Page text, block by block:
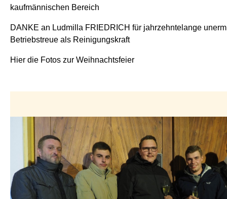
kaufmännischen Bereich
DANKE an Ludmilla FRIEDRICH für jahrzehntelange
Betriebstreue als Reinigungskraft
Hier die Fotos zur Weihnachtsfeier